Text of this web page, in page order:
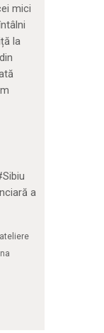
mici
la
a